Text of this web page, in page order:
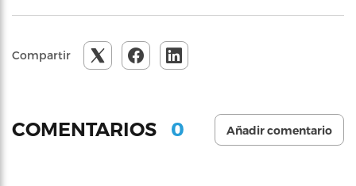
Compartir
COMENTARIOS 0 Añadir comentario